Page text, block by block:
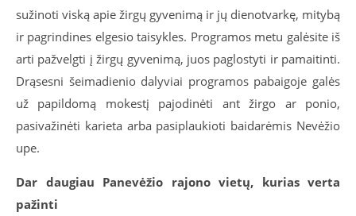
sužinoti viską apie žirgų gyvenimą ir jų dienotvarkę, mitybą
ir pagrindines elgesio taisykles. Programos metu galėsite iš
arti pažvelgti į žirgų gyvenimą, juos paglostyti ir pamaitinti.
Drąsesni šeimadieniodalyviai programos pabaigoje galės
už papildomą mokestį pajodinėti ant žirgo ar ponio,
pasivažinėti karieta arba pasiplaukioti baidarėmis Nevėžio
upe.
Dar daugiau Panevėžio rajono vietų, kurias verta
pažinti